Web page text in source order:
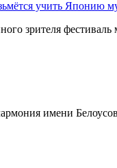
учить Японию
зрителя фестиваль
имени